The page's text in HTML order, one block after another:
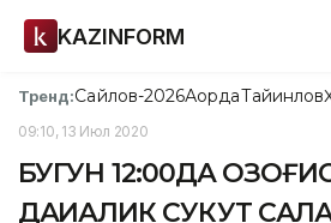
KAZINFORM
Тренд:Сайлов-2026АқордаТайинлов
09:10, 13 Июл 2020
БУГУН 12:00ДА
ДАҚИҚАЛИК СУКУТ